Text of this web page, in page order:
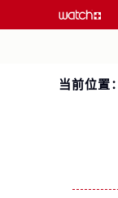
当前位置：